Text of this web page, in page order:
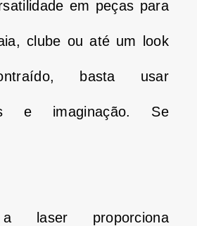
em peças para
clube ou até um look
basta usar
e imaginação. Se
proporciona